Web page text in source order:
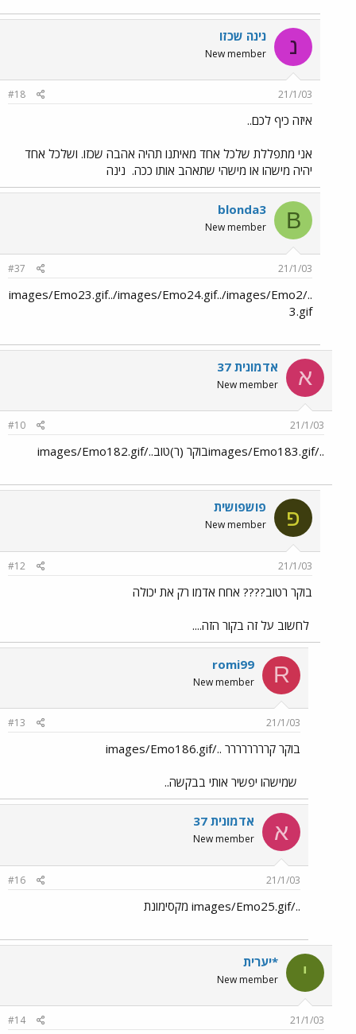
נ נינה שכזו
New member
21/1/03
#18
איזה כיף לכם..
אני מתפללת שלכל אחד מאיתנו תהיה אהבה שכזו. ושלכל אחד
יהיה מישהו או מישהי שתאהב אותו ככה. נינה
B
blonda3
New member
21/1/03
#37
../images/Emo23.gif../images/Emo24.gif../images/Emo2
3.gif
א אדמונית 37
New member
21/1/03
#10
../images/Emo183.gifבוקר (ר)טוב../images/Emo182.gif
פ פושפושית
New member
21/1/03
#12
בוקר רטוב???? אחח אדמו רק את יכולה
לחשוב על זה בקור הזה....
R
romi99
New member
21/1/03
#13
בוקר קרררררררר ../images/Emo186.gif
שמישהו יפשיר אותי בבקשה..
א אדמונית 37
New member
21/1/03
#16
../images/Emo25.gif מקסימונת
י *יערית
New member
21/1/03
#14